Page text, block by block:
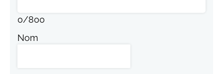
0/800
Nom